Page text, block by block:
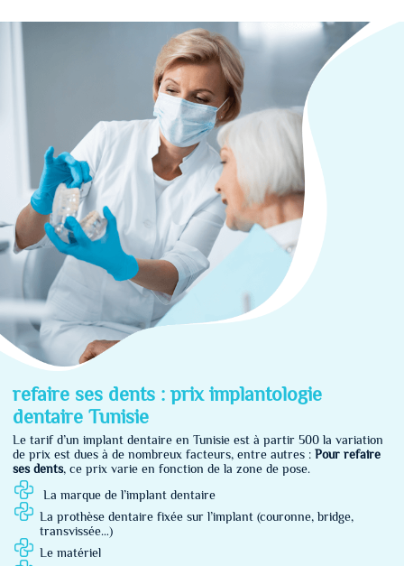
refaire ses dents : prix implantologie
dentaire Tunisie
Le tarif d’un implant dentaire en Tunisie est à partir 500 la variation
de prix est dues à de nombreux facteurs, entre autres :Pour refaire
ses dents, ce prix varie en fonction de la zone de pose.
La marque de l’implant dentaire
La prothèse dentaire fixée sur l’implant (couronne, bridge,
transvissée…)
Le matériel